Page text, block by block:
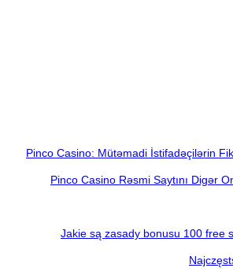
Pinco Casino: Mütəmadi İstifadəçilərin
Pinco Casino Rəsmi Saytını Digər
Jakie są zasady bonusu 100 free